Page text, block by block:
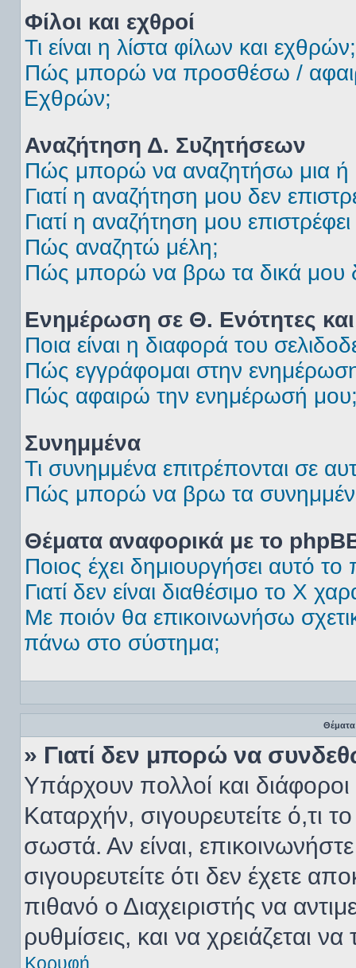
Φίλοι και εχθροί
Τι είναι η λίστα φίλων και εχθρών;
Πώς μπορώ να προσθέσω /
Εχθρών;
Αναζήτηση Δ. Συζητήσεων
Πώς μπορώ να αναζητήσω μια ή
Γιατί η αναζήτηση μου δεν
Γιατί η αναζήτηση μου
Πώς αναζητώ μέλη;
Πώς μπορώ να βρω τα δικά μου
Ενημέρωση σε Θ. Ενότητες και
Ποια είναι η διαφορά του
Πώς εγγράφομαι στην
Πώς αφαιρώ την ενημέρωσή
Συνημμένα
Τι συνημμένα επιτρέπονται σε
Πώς μπορώ να βρω τα
Θέματα αναφορικά με το
Ποιος έχει δημιουργήσει αυτό
Γιατί δεν είναι διαθέσιμο το Χ
Με ποιόν θα επικοινωνήσω
πάνω στο σύστημα;
Θέματα
» Γιατί δεν μπορώ να
Υπάρχουν πολλοί και
Καταρχήν, σιγουρευτείτε ό,τι
σωστά. Αν είναι,
σιγουρευτείτε ότι δεν έχετε
πιθανό ο Διαχειριστής να
ρυθμίσεις, και να χρειάζεται να
Κορυφή